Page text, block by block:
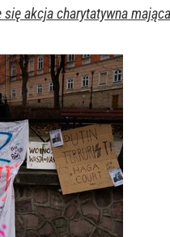
akcja charytatywna